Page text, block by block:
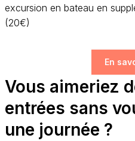
excursion en bateau en
(20€)
En
Vous aimeriez
entrées sans
une journée ?